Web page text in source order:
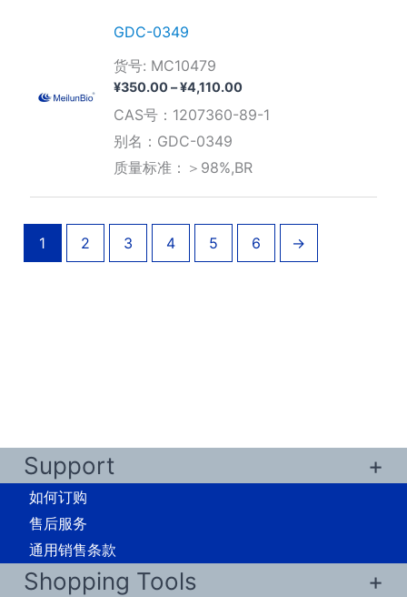
GDC-0349
货号: MC10479
¥350.00–¥4,110.00价
范
至
CAS号：1207360-89-1
别名：GDC-0349
质量标准：＞98%,BR
1 2 3 4 5 6 →
Support
如何订购
售后服务
通用销售条款
Shopping Tools